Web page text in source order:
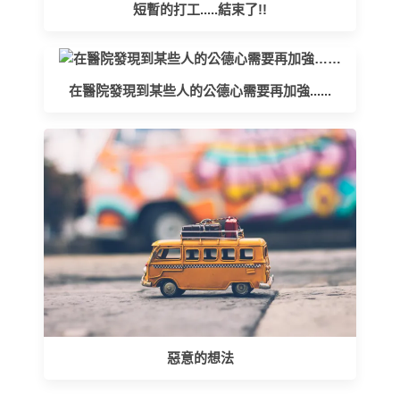
短暫的打工.....結束了!!
在醫院發現到某些人的公德心需要再加強......
惡意的想法